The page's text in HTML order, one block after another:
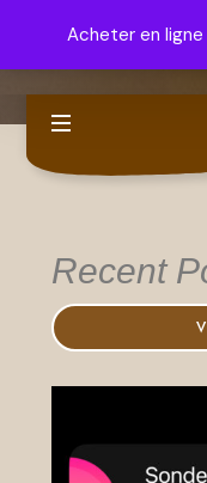
Acheter en ligne
principal
Recent